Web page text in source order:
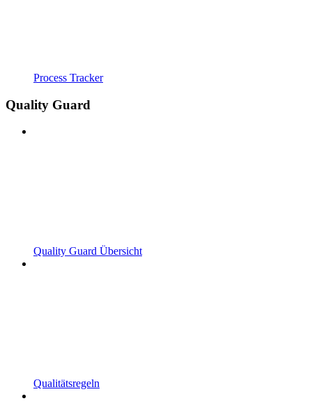
Process Tracker
Quality Guard
Quality Guard Übersicht
Qualitätsregeln